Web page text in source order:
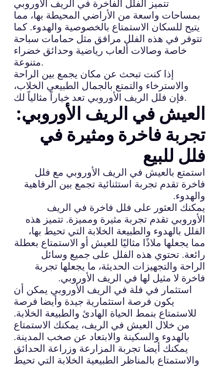
تتميز الفلل الفاخرة في الريف الأوروبي
بمساحات واسعة من الأراضي المحيطة بها، مما
يتيح للسكان الاستمتاع بالخصوصية والهدوء. كما
تتوفر في هذه الفلل مرافق مثل حمامات سباحة
خاصة وصالات ألعاب رياضية وحدائق خضراء
متنوعة.
إذا كنت تبحث عن مكان يجمع بين الراحة
والاسترخاء والتمتع بالجمال الطبيعي الخلاب،
فإن فلل الريف الأوروبي تعد خياراً مثالياً لك.
العيش في الريف الأوروبي:
تجربة فاخرة ومثيرة في
فلل للبيع
استمتع بالعيش في الريف الأوروبي مع فلل
فاخرة تقدم تجربة استثنائية تجمع بين الرفاهية
والهدوء.
يمكنك العثور على فلل فاخرة في الريف
الأوروبي تقدم تجربة مثيرة ومميزة. تتميز هذه
الفلل بالهدوء والطبيعة الخلابة التي تحيط بها،
مما يجعلها ملاذًا مثاليًا للعيش أو الاستمتاع بعطلة
رائعة. تحتوي هذه الفلل على جميع وسائل
الراحة والتجهيزات الحديثة، ما يجعلها تجربة
فاخرة لا مثيل لها في الريف الأوروبي.
استثمار في فلة في الريف الأوروبي يمكن أن
يكون فرصة استثمارية جيدة وأيضا فرصة
للاستمتاع بنمط الحياة الهادئ والطبيعة الخلابة.
من خلال العيش في الريف، يمكنك الاستمتاع
بالهدوء والسكينة والابتعاد عن صخب المدينة.
يمكنك أيضا تجربة المزارعة وزراعة الحدائق
والاستمتاع بالمناظر الطبيعية الخلابة التي تحيط